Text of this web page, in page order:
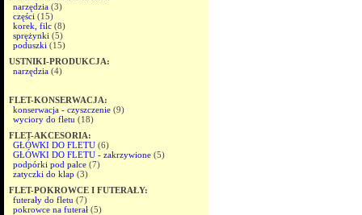
narzędzia (3)
części (15)
korek, filc (8)
sprężynki (5)
poduszki (15)
USTNIKI-PRODUKCJA:
narzędzia (4)
FLET-KONSERWACJA:
konserwacja - czyszczenie (9)
wyciory do fletu (18)
FLET-AKCESORIA:
GŁÓWKI DO FLETU (6)
GŁÓWKI DO FLETU - zakrzywione (5)
podpórki pod palce (7)
zatyczki do klap (3)
FLET-POKROWCE I FUTERAŁY:
futerały do fletu (7)
pokrowce na futerał (5)